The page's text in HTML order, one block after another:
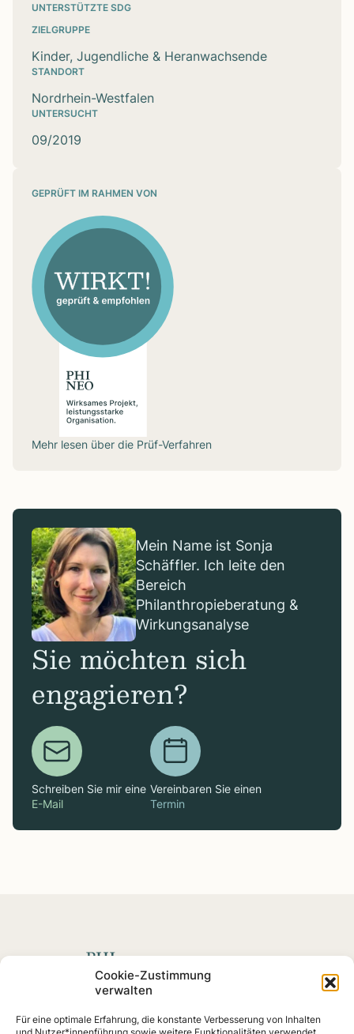
Cookie-Zustimmung
verwalten
Für eine optimale Erfahrung, die konstante Verbesserung von Inhalten
UNTERSTÜTZTE SDG
ZIELGRUPPE
Kinder, Jugendliche & Heranwachsende
STANDORT
Nordrhein-Westfalen
UNTERSUCHT
09/2019
GEPRÜFT IM RAHMEN VON
Mehr lesen über die Prüf-Verfahren
Mein Name ist Sonja
Schäffler. Ich leite den
Bereich
Philanthropieberatung &
Wirkungsanalyse
Sie möchten sich
engagieren?
Schreiben Sie mir eine
E-Mail
Vereinbaren Sie einen
Termin
nachweislich eine Wirkung erzielen – von Klimaschutz